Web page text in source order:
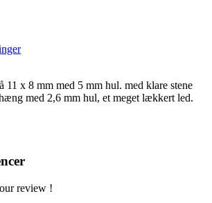
11 x 8 mm med 5 mm hul. med klare stene
med 2,6 mm hul, et meget lækkert led.
review !